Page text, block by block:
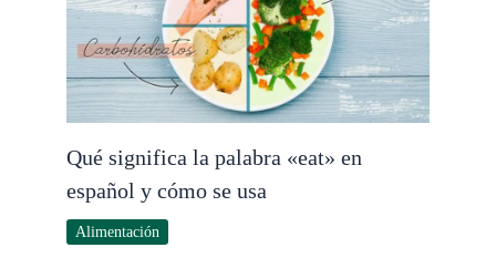
Qué significa la palabra «eat» en
español y cómo se usa
Alimentación